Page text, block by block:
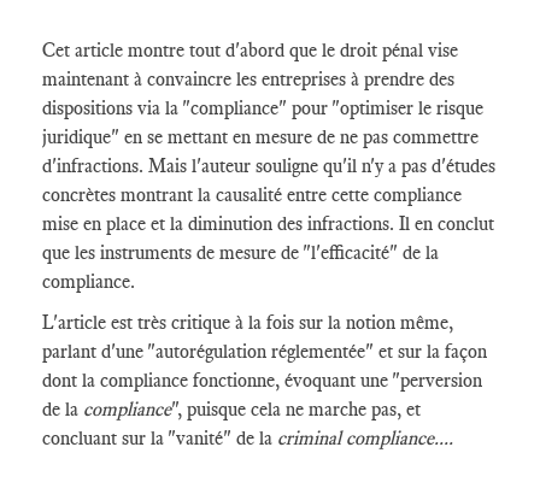
Cet article montre tout d'abord que le droit pénal vise
maintenant à convaincre les entreprises à prendre des
dispositions via la "compliance" pour "optimiser le risque
juridique" en se mettant en mesure de ne pas commettre
d'infractions. Mais l'auteur souligne qu'il n'y a pas d'études
concrètes montrant la causalité entre cette compliance
mise en place et la diminution des infractions. Il en conclut
que les instruments de mesure de "l'efficacité" de la
compliance.
L'article est très critique à la fois sur la notion même,
parlant d'une "autorégulation réglementée" et sur la façon
dont la compliance fonctionne, évoquant une "perversion
de la compliance", puisque cela ne marche pas, et
concluant sur la "vanité" de la criminal compliance....